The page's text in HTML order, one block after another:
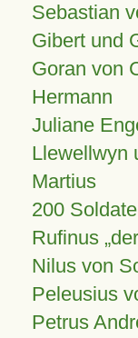
Sebastian
Gibert und
Goran von
Hermann
Juliane
Llewellwyn
Martius
200
Rufinus
Nilus von
Peleusius
Petrus